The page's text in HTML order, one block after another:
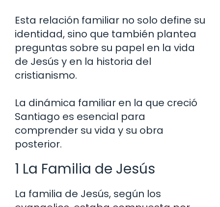
Esta relación familiar no solo define su
identidad, sino que también plantea
preguntas sobre su papel en la vida
de Jesús y en la historia del
cristianismo.
La dinámica familiar en la que creció
Santiago es esencial para
comprender su vida y su obra
posterior.
1 La Familia de Jesús
La familia de Jesús, según los